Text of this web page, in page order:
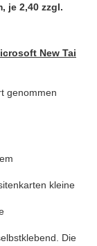
je 2,40 zzgl.
New Tai
genommen
kleine
Die